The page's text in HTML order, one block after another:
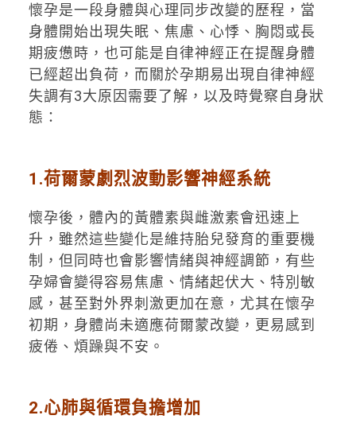
懷孕是一段身體與心理同步改變的歷程，當
身體開始出現失眠、焦慮、心悸、胸悶或長
期疲憊時，也可能是自律神經正在提醒身體
已經超出負荷，而關於孕期易出現自律神經
失調有3大原因需要了解，以及時覺察自身狀
態：
1.荷爾蒙劇烈波動影響神經系統
懷孕後，體內的黃體素與雌激素會迅速上
升，雖然這些變化是維持胎兒發育的重要機
制，但同時也會影響情緒與神經調節，有些
孕婦會變得容易焦慮、情緒起伏大、特別敏
感，甚至對外界刺激更加在意，尤其在懷孕
初期，身體尚未適應荷爾蒙改變，更易感到
疲倦、煩躁與不安。
2.心肺與循環負擔增加